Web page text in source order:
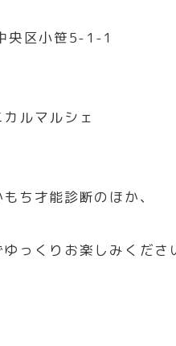
央区小笹5-1-1
ルマルシェ
ち才能診断のほか、
っくりお楽しみくださ